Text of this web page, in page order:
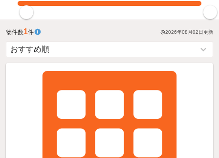
物件数1件 2026年08月02日更新